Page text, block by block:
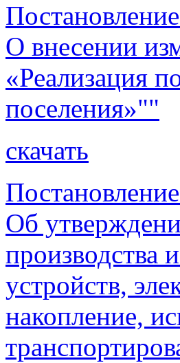
О внесении
«Реализация
поселения»""
скачать
Об
производства
устройств,
накопление,